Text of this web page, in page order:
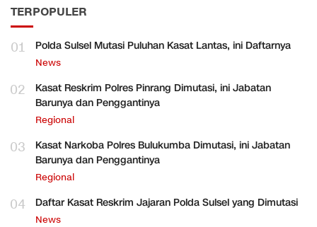
TERPOPULER
01 Polda Sulsel Mutasi Puluhan Kasat Lantas, ini Daftarnya
News
02
Kasat Reskrim Polres Pinrang Dimutasi, ini Jabatan
Barunya dan Penggantinya
Regional
03
Kasat Narkoba Polres Bulukumba Dimutasi, ini Jabatan
Barunya dan Penggantinya
Regional
04 Daftar Kasat Reskrim Jajaran Polda Sulsel yang Dimutasi
News